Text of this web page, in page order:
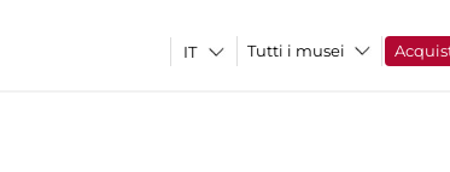
Tutti i musei